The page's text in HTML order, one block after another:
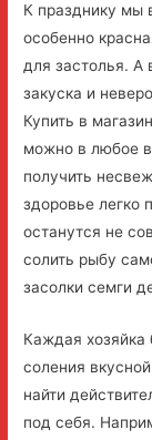
К празднику мы
особенно
для застолья. А
закуска и
Купить в
можно в любое
получить
здоровье легко
останутся не
солить рыбу
засолки семги
Каждая хозяйка
соления
найти
под себя.